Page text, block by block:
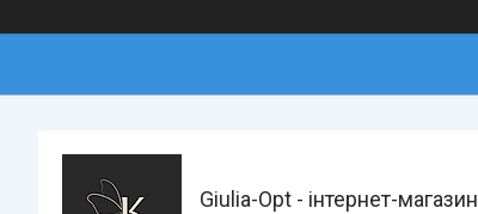
Giulia-Opt - інтернет-магазин